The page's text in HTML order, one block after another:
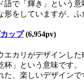
語で「輝き」という意
形をしていますが、ふ
ップ(6,954pv)
エカリがデザインした
杯」という意味です
た、楽しいデザイン